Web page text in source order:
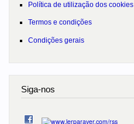
Política de utilização dos cookies
Termos e condições
Condições gerais
Siga-nos